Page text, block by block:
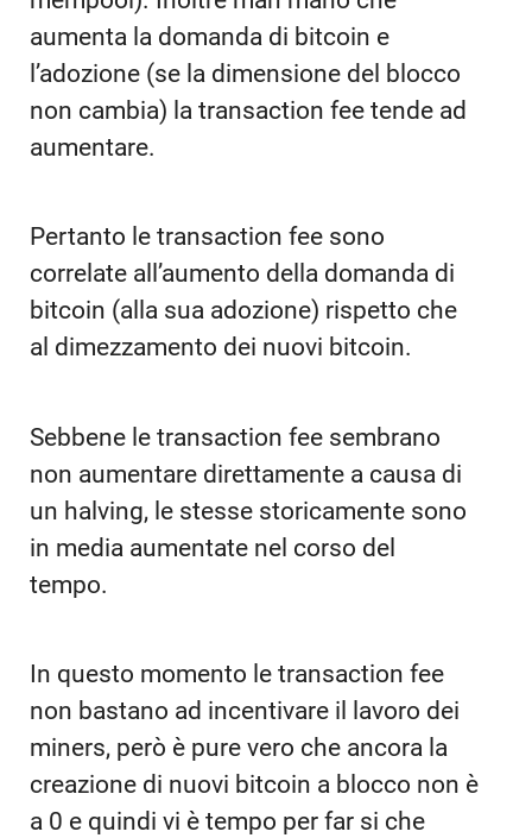
aumenta la domanda di bitcoin e
l’adozione (se la dimensione del blocco
non cambia) la transaction fee tende ad
aumentare.
Pertanto le transaction fee sono
correlate all’aumento della domanda di
bitcoin (alla sua adozione) rispetto che
al dimezzamento dei nuovi bitcoin.
Sebbene le transaction fee sembrano
non aumentare direttamente a causa di
un halving, le stesse storicamente sono
in media aumentate nel corso del
tempo.
In questo momento le transaction fee
non bastano ad incentivare il lavoro dei
miners, però è pure vero che ancora la
creazione di nuovi bitcoin a blocco non è
a 0 e quindi vi è tempo per far si che